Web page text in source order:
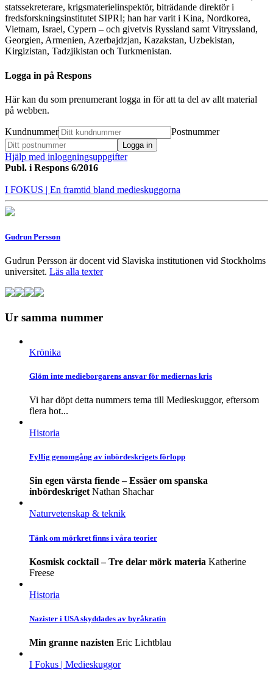
statssekreterare, krigsmaterielinspektör, biträdande direktör i
fredsforskningsinstitutet SIPRI; han har varit i Kina, Nordkorea,
Vietnam, Israel, Cypern – och givetvis Ryssland samt Vitryssland,
Georgien, Armenien, Azerbajdzjan, Kazakstan, Uzbekistan,
Kirgizistan, Tadzjikistan och Turkmenistan.
Logga in på Respons
Här kan du som prenumerant logga in för att ta del av allt material
på webben.
Kundnummer Postnummer
Hjälp med inloggningsuppgifter
Publ. i Respons 6/2016
I FOKUS | En framtid bland medieskuggorna
Gudrun Persson
Gudrun Persson är docent vid Slaviska institutionen vid Stockholms
universitet. Läs alla texter
Ur samma nummer
Krönika
Glöm inte medieborgarens ansvar för mediernas kris
Vi har döpt detta nummers tema till Medieskuggor, eftersom
flera hot...
Historia
Fyllig genomgång av inbördeskrigets förlopp
Sin egen värsta fiende – Essäer om spanska
inbördeskriget Nathan Shachar
Naturvetenskap & teknik
Tänk om mörkret finns i våra teorier
Kosmisk cocktail – Tre delar mörk materia Katherine
Freese
Historia
Nazister i USA skyddades av byråkratin
Min granne nazisten Eric Lichtblau
I Fokus | Medieskuggor